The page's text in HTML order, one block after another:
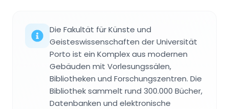
Die Fakultät für Künste und
Geisteswissenschaften der Universität
Porto ist ein Komplex aus modernen
Gebäuden mit Vorlesungssälen,
Bibliotheken und Forschungszentren. Die
Bibliothek sammelt rund 300.000 Bücher,
Datenbanken und elektronische